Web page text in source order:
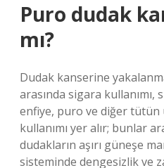
Puro dudak
mı?
Dudak kanserine
arasında sigara
enfiye, puro ve diğer tütün
kullanımı yer alır; bunlar
dudakların aşırı güneşe
sisteminde dengesizlik ve